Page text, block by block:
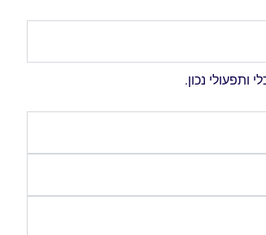
נכון.